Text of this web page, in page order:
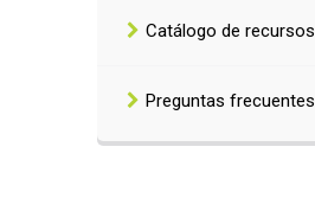
Catálogo de recursos
Preguntas frecuentes